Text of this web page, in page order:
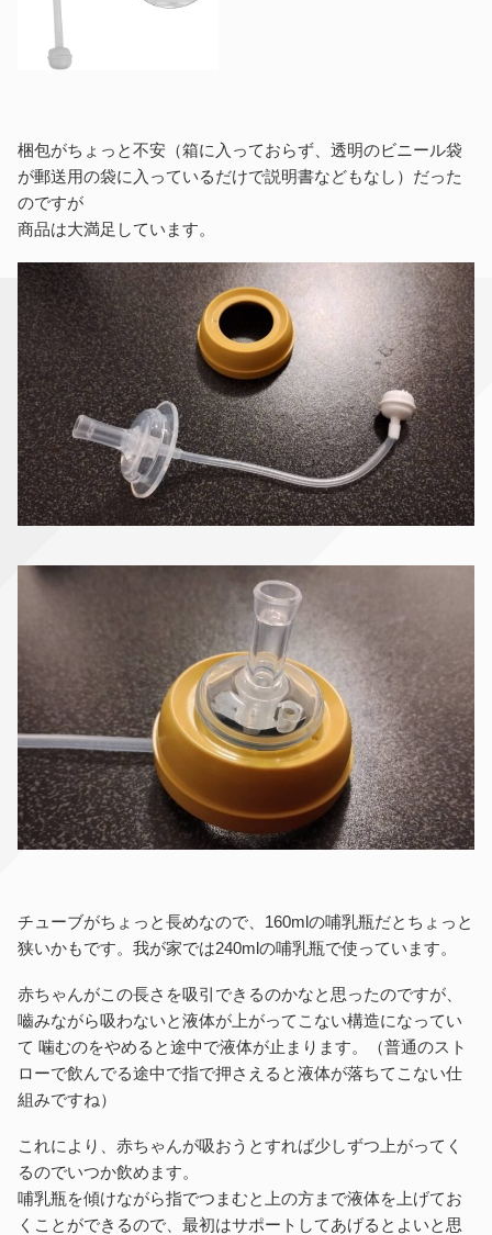
梱包がちょっと不安（箱に入っておらず、透明のビニール袋
が郵送用の袋に入っているだけで説明書などもなし）だった
のですが
商品は大満足しています。
チューブがちょっと長めなので、160mlの哺乳瓶だとちょっと
狭いかもです。我が家では240mlの哺乳瓶で使っています。
赤ちゃんがこの長さを吸引できるのかなと思ったのですが、
嚙みながら吸わないと液体が上がってこない構造になってい
て 噛むのをやめると途中で液体が止まります。（普通のスト
ローで飲んでる途中で指で押さえると液体が落ちてこない仕
組みですね）
これにより、赤ちゃんが吸おうとすれば少しずつ上がってく
るのでいつか飲めます。
哺乳瓶を傾けながら指でつまむと上の方まで液体を上げてお
くことができるので、最初はサポートしてあげるとよいと思